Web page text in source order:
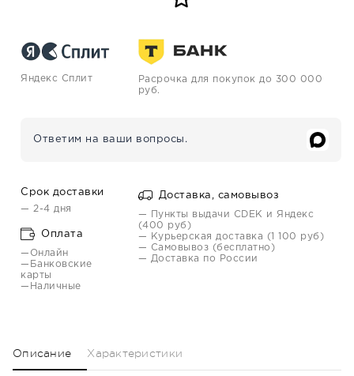
Яндекс Сплит
Расрочка для покупок до 300 000
руб.
Ответим на ваши вопросы.
Срок доставки
— 2-4 дня
Оплата
—Онлайн
—Банковские
карты
—Наличные
Доставка, самовывоз
— Пункты выдачи CDEK и Яндекс
(400 руб)
— Курьерская доставка (1 100 руб)
— Самовывоз (бесплатно)
— Доставка по России
Описание Характеристики